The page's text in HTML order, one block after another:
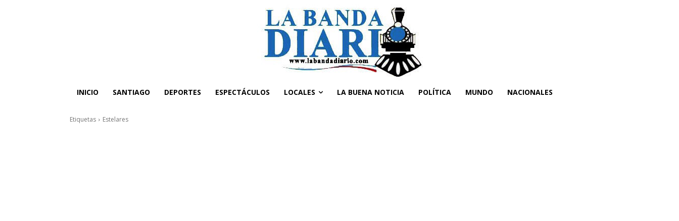
INICIO SANTIAGO DEPORTES ESPECTÁCULOS LOCALES LA BUENA NOTICIA POLÍTICA MUNDO NACIONALES
Etiquetas Estelares